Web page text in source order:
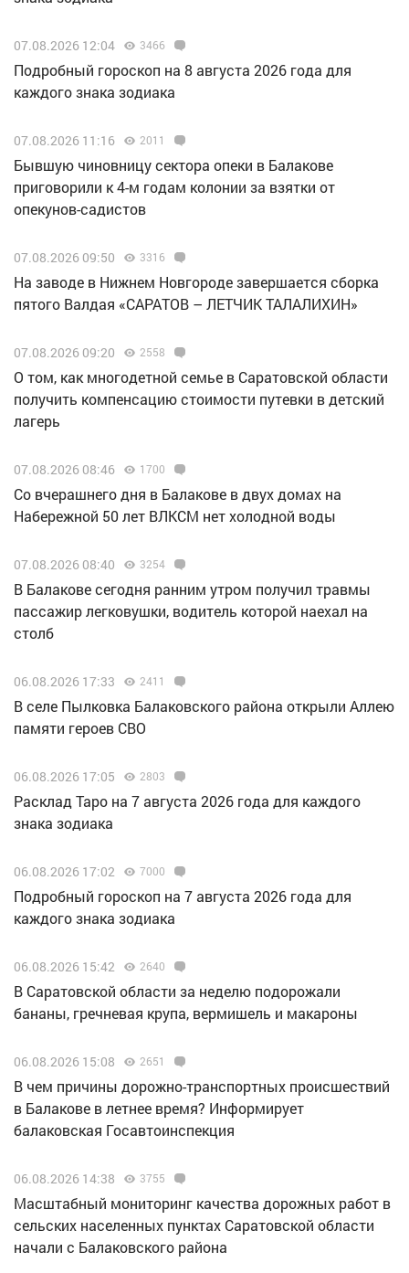
07.08.2026 12:04 3466
Подробный гороскоп на 8 августа 2026 года для
каждого знака зодиака
07.08.2026 11:16 2011
Бывшую чиновницу сектора опеки в Балакове
приговорили к 4-м годам колонии за взятки от
опекунов-садистов
07.08.2026 09:50 3316
Н️а заводе в Нижнем Новгороде завершается сборка
пятого Валдая «САРАТОВ – ЛЕТЧИК ТАЛАЛИХИН»
07.08.2026 09:20 2558
О том, как многодетной семье в Саратовской области
получить компенсацию стоимости путевки в детский
лагерь
07.08.2026 08:46 1700
Со вчерашнего дня в Балакове в двух домах на
Набережной 50 лет ВЛКСМ нет холодной воды
07.08.2026 08:40 3254
В Балакове сегодня ранним утром получил травмы
пассажир легковушки, водитель которой наехал на
столб
06.08.2026 17:33 2411
В селе Пылковка Балаковского района открыли Аллею
памяти героев СВО
06.08.2026 17:05 2803
Расклад Таро на 7 августа 2026 года для каждого
знака зодиака
06.08.2026 17:02 7000
Подробный гороскоп на 7 августа 2026 года для
каждого знака зодиака
06.08.2026 15:42 2640
В Саратовской области за неделю подорожали
бананы, гречневая крупа, вермишель и макароны
06.08.2026 15:08 2651
В чем причины дорожно-транспортных происшествий
в Балакове в летнее время? Информирует
балаковская Госавтоинспекция
06.08.2026 14:38 3755
Масштабный мониторинг качества дорожных работ в
сельских населенных пунктах Саратовской области
начали с Балаковского района